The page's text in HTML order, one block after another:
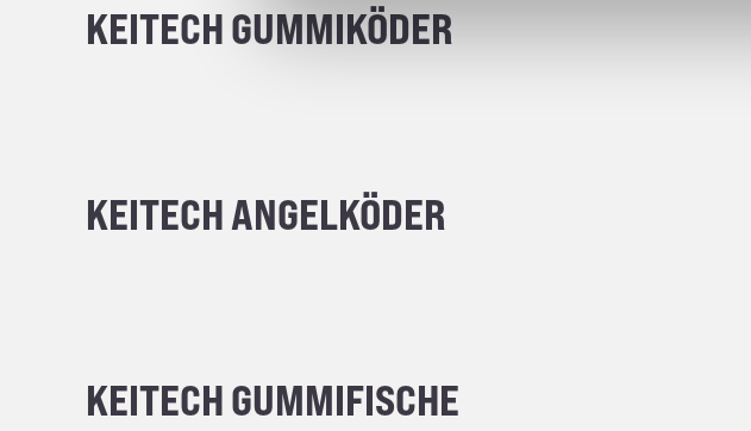
KEITECH GUMMIKÖDER
KEITECH ANGELKÖDER
KEITECH GUMMIFISCHE